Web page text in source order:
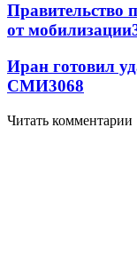
Правительство
от мобилизации
Иран готовил
СМИ3068
Читать комментарии